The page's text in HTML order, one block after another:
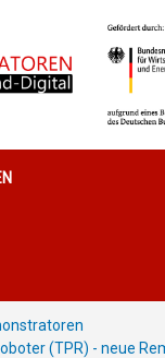
(TPR) - neue